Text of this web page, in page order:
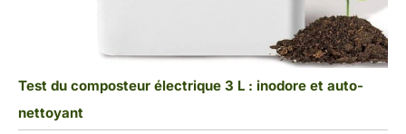
Test du composteur électrique 3 L : inodore et auto-
nettoyant